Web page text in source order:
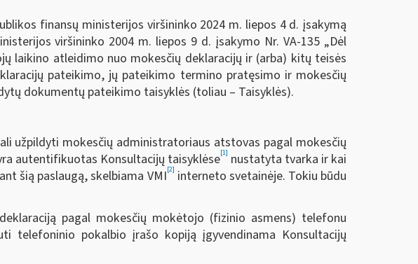
finansų ministerijos viršininko 2024 m. liepos 4 d. įsakymą
viršininko 2004 m. liepos 9 d. įsakymo Nr. VA-135 „Dėl
laikino atleidimo nuo mokesčių deklaracijų ir (arba) kitų teisės
pateikimo, jų pateikimo termino pratęsimo ir mokesčių
dokumentų pateikimo taisyklės (toliau – Taisyklės).
užpildyti mokesčių administratoriaus atstovas pagal mokesčių
autentifikuotas Konsultacijų taisyklėse[1] nustatyta tvarka ir kai
šią paslaugą, skelbiama VMI[2] interneto svetainėje. Tokiu būdu
pagal mokesčių mokėtojo (fizinio asmens) telefonu
pokalbio įrašo kopiją įgyvendinama Konsultacijų